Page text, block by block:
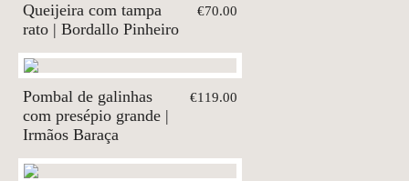
Queijeira com tampa
rato | Bordallo Pinheiro
€70.00
Pombal de galinhas
com presépio grande |
Irmãos Baraça
€119.00